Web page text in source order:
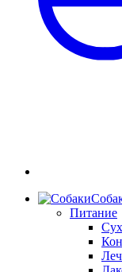
Питание